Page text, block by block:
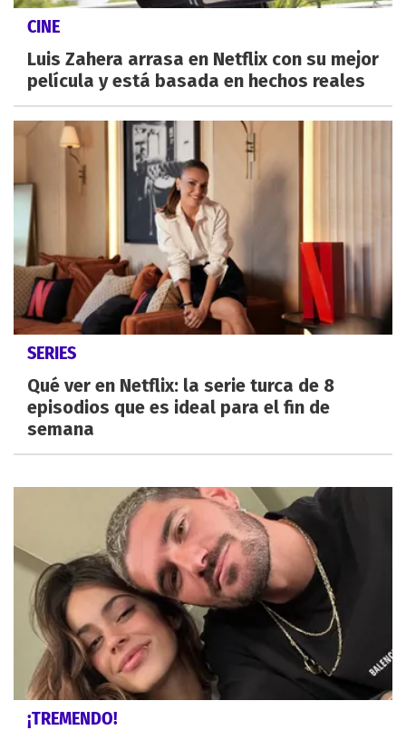
CINE
Luis Zahera arrasa en Netflix con su mejor
película y está basada en hechos reales
SERIES
Qué ver en Netflix: la serie turca de 8
episodios que es ideal para el fin de
semana
¡TREMENDO!